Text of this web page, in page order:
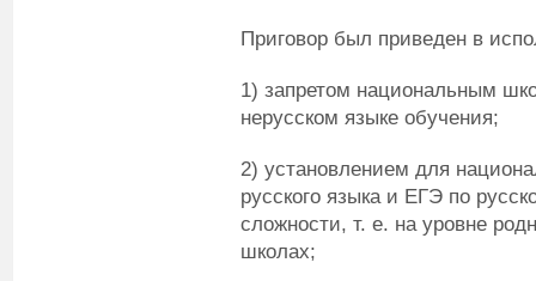
Приговор был приведен в
1) запретом национальным
нерусском языке обучения;
2) установлением для
русского языка и ЕГЭ по
сложности, т. е. на уровне
школах;